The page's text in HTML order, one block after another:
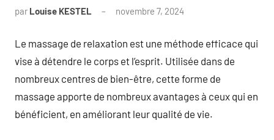
par Louise KESTEL novembre 7, 2024
Le massage de relaxation est une méthode efficace qui
vise à détendre le corps et l’esprit. Utilisée dans de
nombreux centres de bien-être, cette forme de
massage apporte de nombreux avantages à ceux qui en
bénéficient, en améliorant leur qualité de vie.